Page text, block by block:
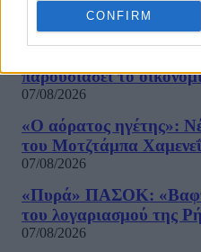
CONFIRM
ΡΟΗ ΕΙΔΗΣΕΩΝ
παρουσιάσει το
07/08/2026
«Ο αόρατος ηγέτης»:
του Μοτζτάμπα
07/08/2026
«Πυρά» ΠΑΣΟΚ:
του λογαριασμού της
07/08/2026